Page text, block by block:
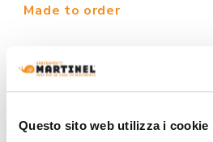
Questo sito web utilizza i cookie
Made to order
STRUCTURE FINISHING: